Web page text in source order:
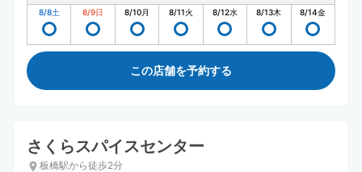
8/8土 8/9日 8/10月 8/11火 8/12水 8/13木 8/14金
この店舗を予約する
さくらスパイスセンター
板橋駅から徒歩2分